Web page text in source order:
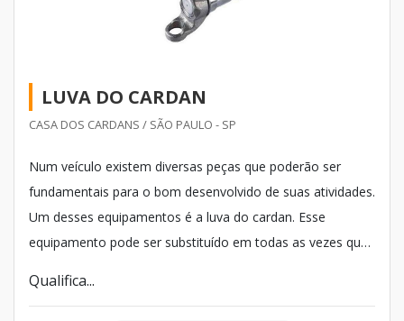
LUVA DO CARDAN
CASA DOS CARDANS / SÃO PAULO - SP
Num veículo existem diversas peças que poderão ser
fundamentais para o bom desenvolvido de suas atividades.
Um desses equipamentos é a luva do cardan. Esse
equipamento pode ser substituído em todas as vezes que
qualquer problema for encontrado nessa ferramenta, seu
Qualifica...